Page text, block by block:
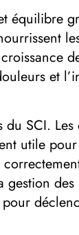
équilibre
et
SCI. Les
utile